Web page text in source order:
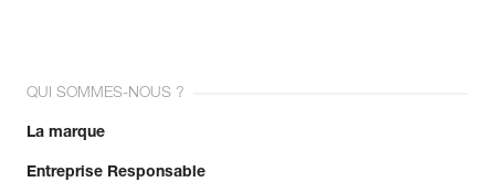
QUI SOMMES-NOUS ?
La marque
Entreprise Responsable